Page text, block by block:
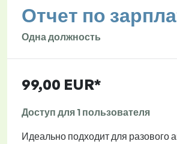
Отчет по
Одна должность
99,00 EUR*
Доступ для 1 пользователя
Идеально подходит для разового